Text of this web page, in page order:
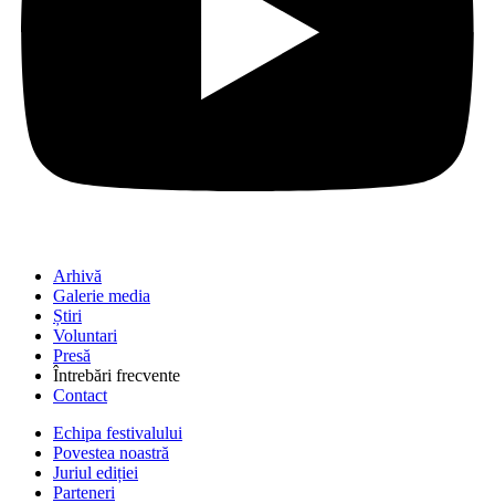
Arhivă
Galerie media
Știri
Voluntari
Presă
Întrebări frecvente
Contact
Echipa festivalului
Povestea noastră
Juriul ediției
Parteneri